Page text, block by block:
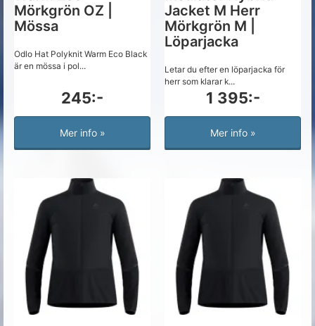
Mörkgrön OZ |
Mössa
Odlo Hat Polyknit Warm Eco Black
är en mössa i pol...
245:-
Mer info »
Jacket M Herr
Mörkgrön M |
Löparjacka
Letar du efter en löparjacka för
herr som klarar k...
1 395:-
Mer info »